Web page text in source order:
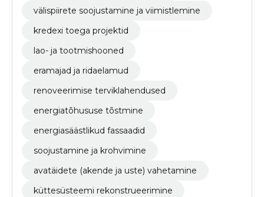
välispiirete soojustamine ja viimistlemine
kredexi toega projektid
lao- ja tootmishooned
eramajad ja ridaelamud
renoveerimise terviklahendused
energiatõhususe tõstmine
energiasäästlikud fassaadid
soojustamine ja krohvimine
avatäidete (akende ja uste) vahetamine
küttesüsteemi rekonstrueerimine